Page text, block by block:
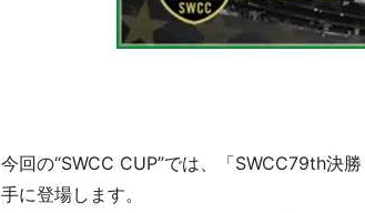
今回の“SWCC CUP”では、「SWCC79th決
手に登場します。